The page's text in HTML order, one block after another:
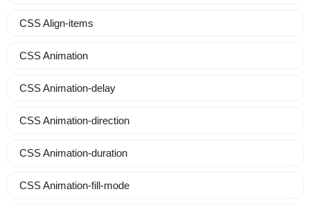
CSS Align-items
CSS Animation
CSS Animation-delay
CSS Animation-direction
CSS Animation-duration
CSS Animation-fill-mode